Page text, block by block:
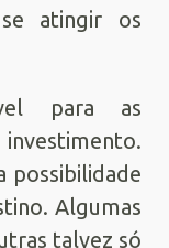
atingir os
para as
investimento.
possibilidade
Algumas
talvez só